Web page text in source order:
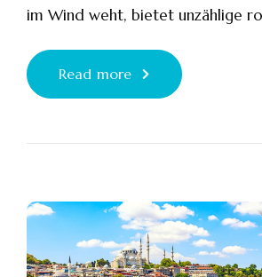
im Wind weht, bietet unzählige
Read more